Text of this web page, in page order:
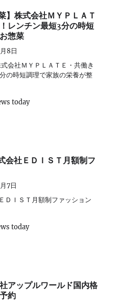
】株式会社ＭＹＰＬＡＴ
レンチン最短3分の時短
惣菜
8日
会社ＭＹＰＬＡＴＥ・共働き
の時短調理で家族の栄養が整
today
会社ＥＤＩＳＴ月額制フ
7日
ＤＩＳＴ月額制ファッション
today
アップルワールド国内格
約